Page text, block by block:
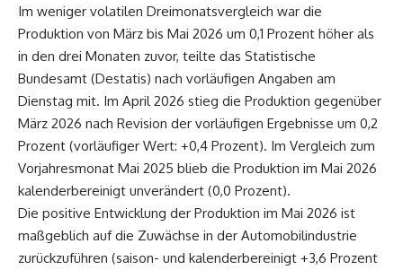
Im weniger volatilen Dreimonatsvergleich war die
Produktion von März bis Mai 2026 um 0,1 Prozent höher als
in den drei Monaten zuvor, teilte das Statistische
Bundesamt (Destatis) nach vorläufigen Angaben am
Dienstag mit. Im April 2026 stieg die Produktion gegenüber
März 2026 nach Revision der vorläufigen Ergebnisse um 0,2
Prozent (vorläufiger Wert: +0,4 Prozent). Im Vergleich zum
Vorjahresmonat Mai 2025 blieb die Produktion im Mai 2026
kalenderbereinigt unverändert (0,0 Prozent).
Die positive Entwicklung der Produktion im Mai 2026 ist
maßgeblich auf die Zuwächse in der Automobilindustrie
zurückzuführen (saison- und kalenderbereinigt +3,6 Prozent